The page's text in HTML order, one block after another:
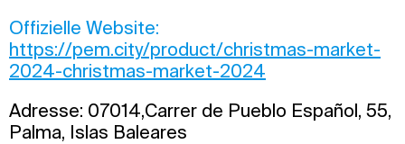
Offizielle Website:
https://pem.city/product/christmas-market-
2024-christmas-market-2024
Adresse: 07014,Carrer de Pueblo Español, 55,
Palma, Islas Baleares